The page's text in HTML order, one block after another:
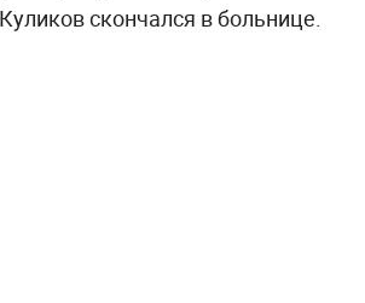
, Куликов скончался в больнице.